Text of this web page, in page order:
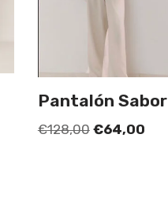
Pantalón Sabor
€128,00 €64,00